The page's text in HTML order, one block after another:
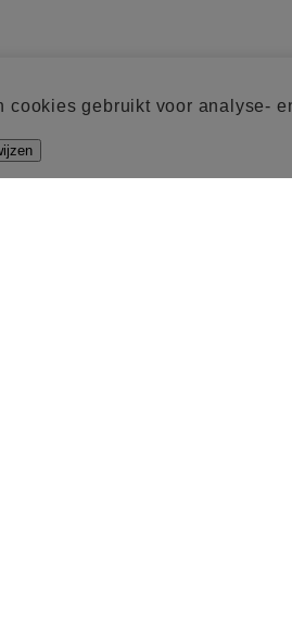
cookies gebruikt voor analyse-